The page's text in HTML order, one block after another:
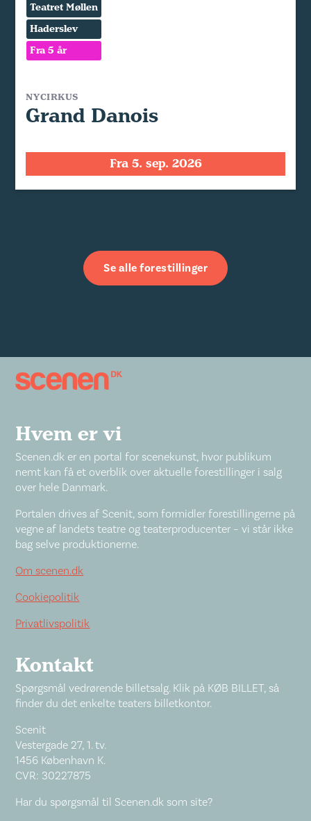
Teatret Møllen
Haderslev
Fra 5 år
NYCIRKUS
Grand Danois
Fra 5. sep. 2026
Se alle forestillinger
Hvem er vi
Scenen.dk er en portal for scenekunst, hvor publikum
nemt kan få et overblik over aktuelle forestillinger i salg
over hele Danmark.
Portalen drives af Scenit, som formidler forestillingerne på
vegne af landets teatre og teaterproducenter – vi står ikke
bag selve produktionerne.
Om scenen.dk
Cookiepolitik
Privatlivspolitik
Kontakt
Spørgsmål vedrørende billetsalg. Klik på KØB BILLET, så
finder du det enkelte teaters billetkontor.
Scenit
Vestergade 27, 1. tv.
1456 København K.
CVR: 30227875
Har du spørgsmål til Scenen.dk som site?